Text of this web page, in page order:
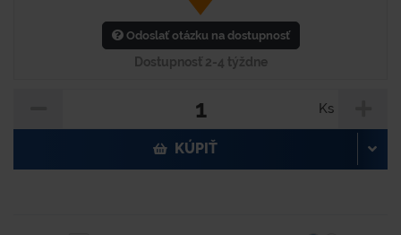
Odoslať otázku na dostupnosť
Dostupnosť 2-4 týždne
Ks
KÚPIŤ